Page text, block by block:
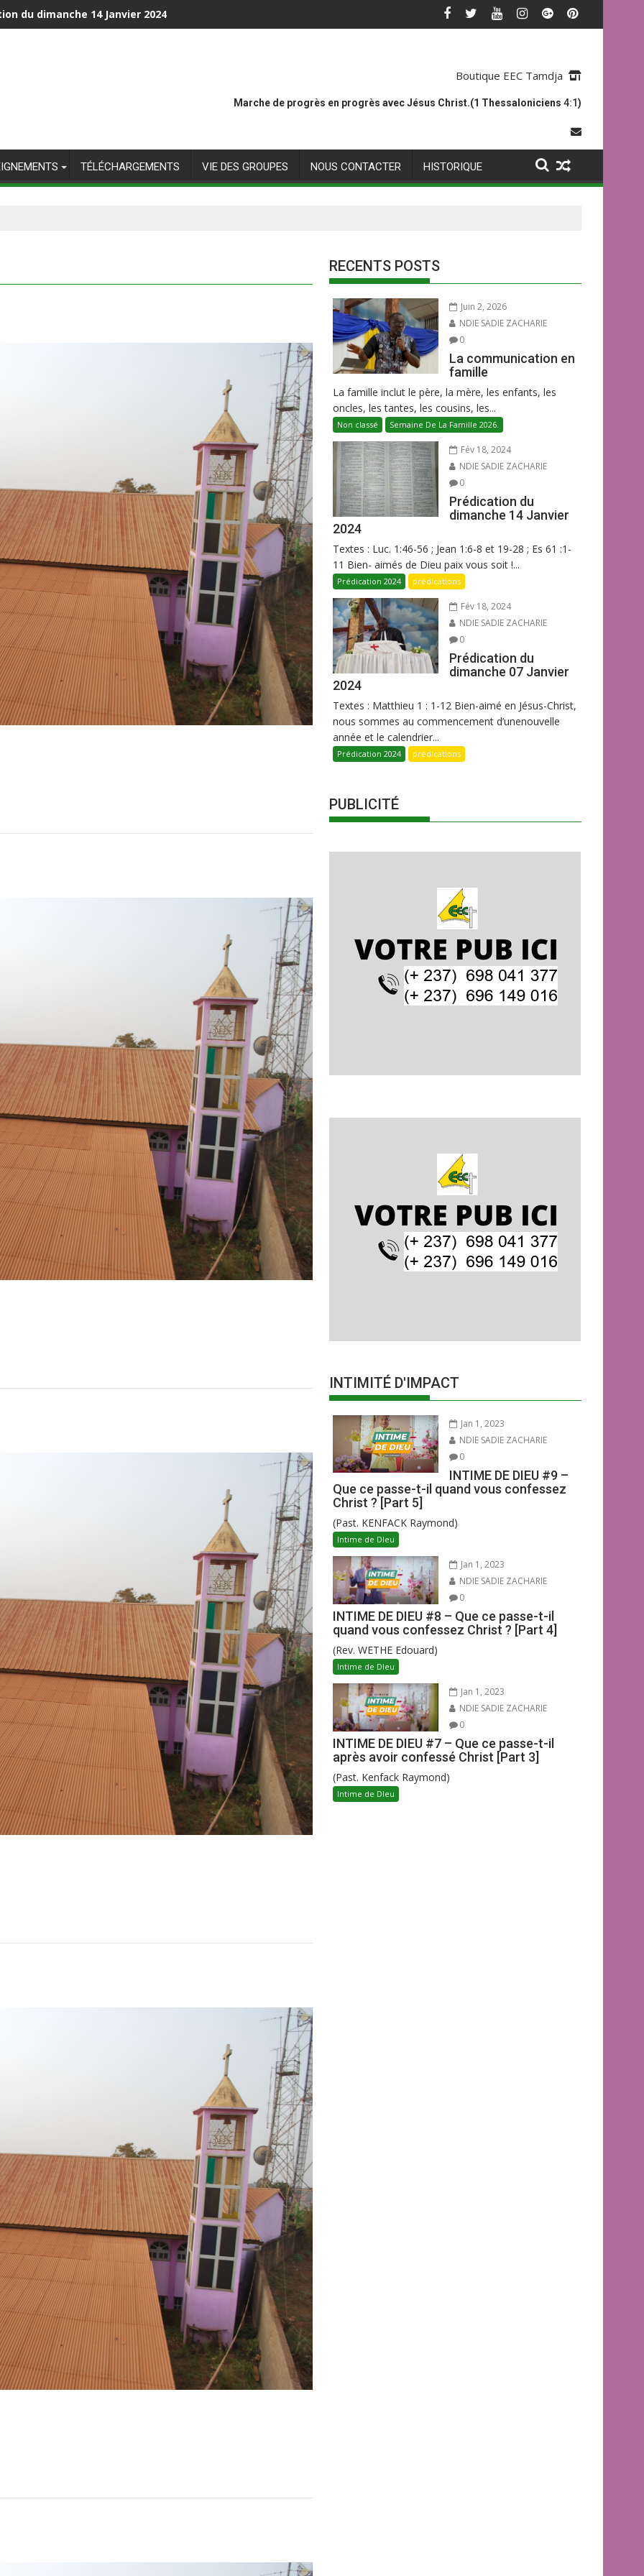
du dimanche 14 Janvier 2024
Boutique EEC Tamdja
Marche de progrès en progrès avec Jésus Christ.(1 Thessaloniciens 4:1)
TÉLÉCHARGEMENTS VIE DES GROUPES NOUS CONTACTER HISTORIQUE
RECENTS POSTS
Juin 2, 2026
NDIE SADIE ZACHARIE
0
La communication en
famille
La famille inclut le père, la mère, les enfants, les
oncles, les tantes, les cousins, les...
Non classé Semaine De La Famille 2026.
Fév 18, 2024
NDIE SADIE ZACHARIE
0
Prédication du
dimanche 14 Janvier
2024
Textes : Luc. 1:46-56 ; Jean 1:6-8 et 19-28 ; Es 61 :1-
11 Bien- aimés de Dieu paix vous soit !...
Prédication 2024 prédications
Fév 18, 2024
NDIE SADIE ZACHARIE
0
Prédication du
dimanche 07 Janvier
2024
Textes : Matthieu 1 : 1-12 Bien-aimé en Jésus-Christ,
nous sommes au commencement d’unenouvelle
année et le calendrier...
Prédication 2024 prédications
PUBLICITÉ
INTIMITÉ D'IMPACT
Jan 1, 2023
NDIE SADIE ZACHARIE
0
INTIME DE DIEU #9 –
Que ce passe-t-il quand vous confessez
Christ ? [Part 5]
(Past. KENFACK Raymond)
Intime de DIeu
Jan 1, 2023
NDIE SADIE ZACHARIE
0
INTIME DE DIEU #8 – Que ce passe-t-il
quand vous confessez Christ ? [Part 4]
(Rev. WETHE Edouard)
Intime de DIeu
Jan 1, 2023
NDIE SADIE ZACHARIE
0
INTIME DE DIEU #7 – Que ce passe-t-il
après avoir confessé Christ [Part 3]
(Past. Kenfack Raymond)
Intime de DIeu